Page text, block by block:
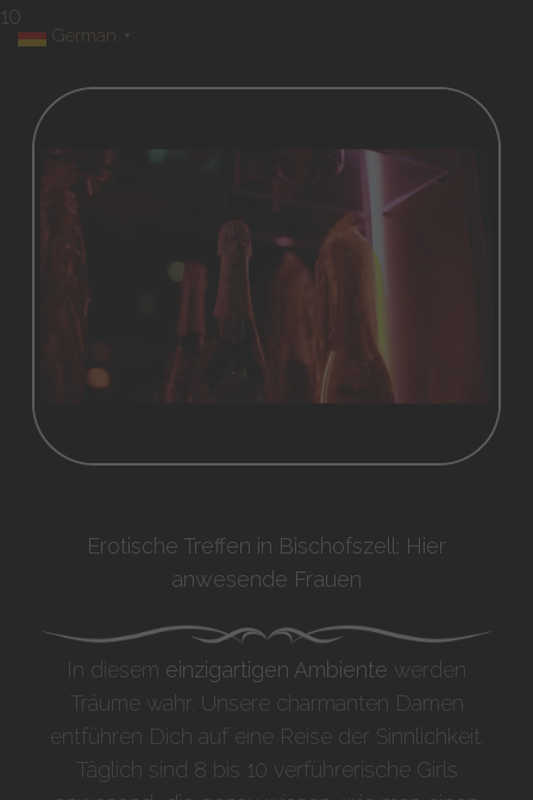
10
Erotische Treffen in Bischofszell: Hier
anwesende Frauen
In diesem einzigartigen Ambiente werden
Träume wahr. Unsere charmanten Damen
entführen Dich auf eine Reise der Sinnlichkeit.
Täglich sind 8 bis 10 verführerische Girls
German